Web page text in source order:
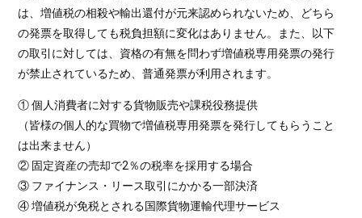
は、増値税の相殺や輸出還付が元来認められないため、どちら
の発票を取得しても税負担額に変化はありません。また、以下
の取引に対しては、資格の有無を問わず増値税専用発票の発行
が禁止されているため、普通発票が利用されます。
① 個人消費者に対する貨物販売や課税役務提供
（皆様の個人的な買物で増値税専用発票を発行してもらうこと
は出来ません）
② 固定資産の売却で2％の税率を採用する場合
③ ファイナンス・リース取引にかかる一部決済
④ 増値税が免税とされる国際貨物運輸代理サービス